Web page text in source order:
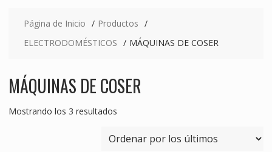
Página de Inicio
Productos
ELECTRODOMÉSTICOS
MÁQUINAS DE COSER
MÁQUINAS DE COSER
Mostrando los 3 resultadosOrdenado
los